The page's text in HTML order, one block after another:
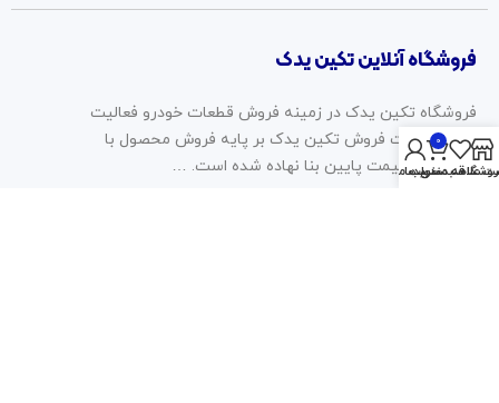
فروشگاه آنلاین تکین یدک
فروشگاه تکین یدک در زمینه فروش قطعات خودرو فعالیت
دارد. سیاست فروش تکین یدک بر پایه فروش محصول با
کیفیت، با قیمت پایین بنا نهاده شده است. …
علاقه مندی ها
0
سبد خرید
حساب من